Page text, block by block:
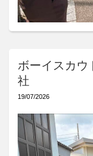
ボーイスカウ
社
19/07/2026